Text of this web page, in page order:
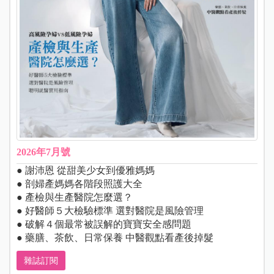
2026年7月號
● 謝沛恩 從甜美少女到優雅媽媽
● 剖婦產媽媽各階段照護大全
● 產檢與生產醫院怎麼選？
● 好醫師５大檢驗標準 選對醫院是風險管理
● 破解４個最常被誤解的寶寶安全感問題
● 藥膳、茶飲、日常保養 中醫觀點看產後掉髮
雜誌訂閱